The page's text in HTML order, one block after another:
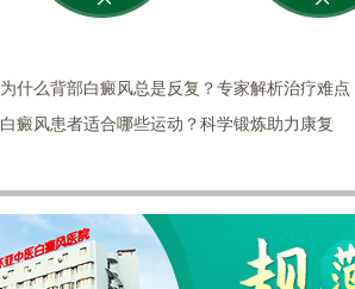
为什么背部白癜风总是反复？专家解析治疗难点
白癜风患者适合哪些运动？科学锻炼助力康复